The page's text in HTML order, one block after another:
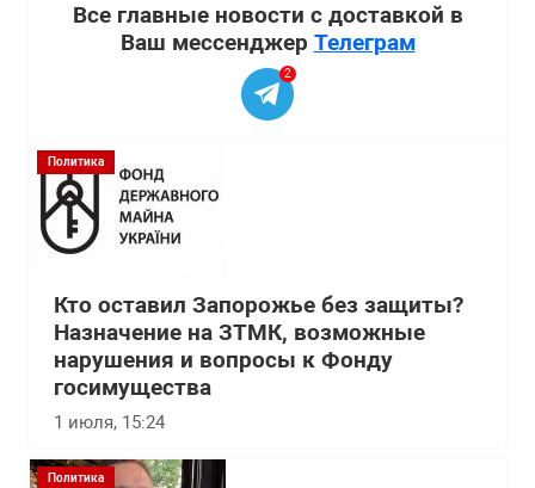
Все главные новости с доставкой в
Ваш мессенджер Телеграм
2
Политика
Кто оставил Запорожье без защиты?
Назначение на ЗТМК, возможные
нарушения и вопросы к Фонду
госимущества
1 июля, 15:24
Политика